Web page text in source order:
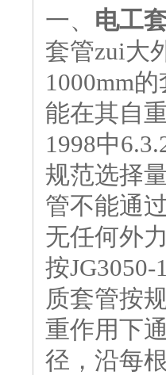
一、 电工
套管zui大
1000mm
能在其自
1998中
规范选择
管不能通
无任何外
按
质套管按
重作用下
径，沿每